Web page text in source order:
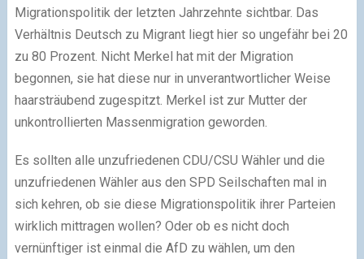
Migrationspolitik der letzten Jahrzehnte sichtbar. Das
Verhältnis Deutsch zu Migrant liegt hier so ungefähr bei 20
zu 80 Prozent. Nicht Merkel hat mit der Migration
begonnen, sie hat diese nur in unverantwortlicher Weise
haarsträubend zugespitzt. Merkel ist zur Mutter der
unkontrollierten Massenmigration geworden.
Es sollten alle unzufriedenen CDU/CSU Wähler und die
unzufriedenen Wähler aus den SPD Seilschaften mal in
sich kehren, ob sie diese Migrationspolitik ihrer Parteien
wirklich mittragen wollen? Oder ob es nicht doch
vernünftiger ist einmal die AfD zu wählen, um den